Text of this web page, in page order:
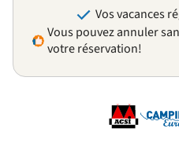
Vos vacances
Vous pouvez annuler
votre réservation!